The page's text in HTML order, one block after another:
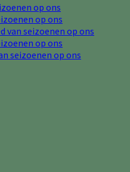
op ons
op ons
van seizoenen op ons
op ons
seizoenen op ons